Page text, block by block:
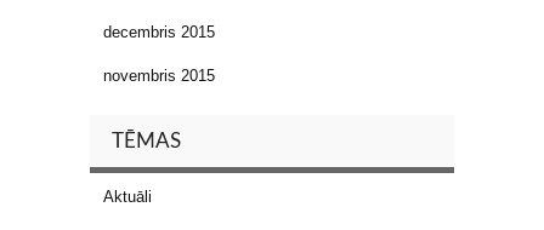
decembris 2015
novembris 2015
TĒMAS
Aktuāli